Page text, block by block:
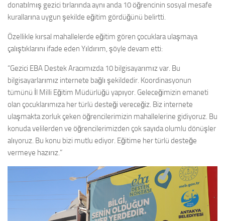
donatılmış gezici tırlarında aynı anda 10 öğrencinin sosyal mesafe
kurallarına uygun şekilde eğitim gördüğünü belirtti.
Özellikle kırsal mahallelerde eğitim gören çocuklara ulaşmaya
çalıştıklarını ifade eden Yıldırım, şöyle devam etti:
“Gezici EBA Destek Aracımızda 10 bilgisayarımız var. Bu
bilgisayarlarımız internete bağlı şekildedir. Koordinasyonun
tümünü İl Milli Eğitim Müdürlüğü yapıyor. Geleceğimizin emaneti
olan çocuklarımıza her türlü desteği vereceğiz. Biz internete
ulaşmakta zorluk çeken öğrencilerimizin mahallelerine gidiyoruz. Bu
konuda velilerden ve öğrencilerimizden çok sayıda olumlu dönüşler
alıyoruz. Bu konu bizi mutlu ediyor. Eğitime her türlü desteğe
vermeye hazırız.”